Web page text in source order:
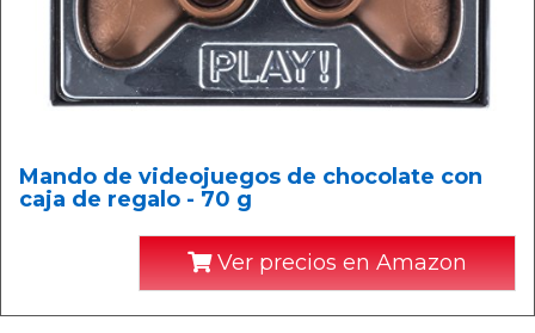
Mando de videojuegos de chocolate con
caja de regalo - 70 g
Ver precios en Amazon